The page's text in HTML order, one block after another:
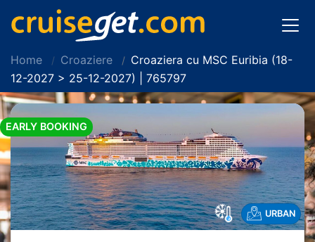
Home Croaziere
Croaziera cu MSC Euribia (18-
12-2027 > 25-12-2027) | 765797
EARLY BOOKING
URBAN